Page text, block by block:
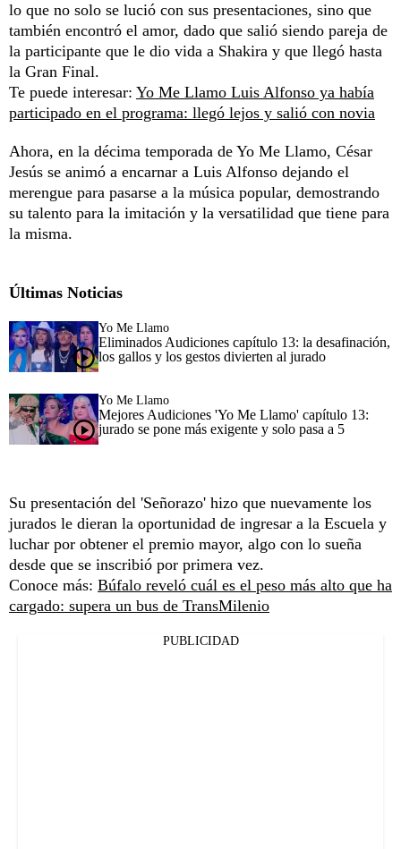
lo que no solo se lució con sus presentaciones, sino que
también encontró el amor, dado que salió siendo pareja de
la participante que le dio vida a Shakira y que llegó hasta
la Gran Final.
Te puede interesar: Yo Me Llamo Luis Alfonso ya había
participado en el programa: llegó lejos y salió con novia
Ahora, en la décima temporada de Yo Me Llamo, César
Jesús se animó a encarnar a Luis Alfonso dejando el
merengue para pasarse a la música popular, demostrando
su talento para la imitación y la versatilidad que tiene para
la misma.
Últimas Noticias
Yo Me Llamo
Eliminados Audiciones capítulo 13: la desafinación,
los gallos y los gestos divierten al jurado
Yo Me Llamo
Mejores Audiciones 'Yo Me Llamo' capítulo 13:
jurado se pone más exigente y solo pasa a 5
Su presentación del 'Señorazo' hizo que nuevamente los
jurados le dieran la oportunidad de ingresar a la Escuela y
luchar por obtener el premio mayor, algo con lo sueña
desde que se inscribió por primera vez.
Conoce más: Búfalo reveló cuál es el peso más alto que ha
cargado: supera un bus de TransMilenio
PUBLICIDAD